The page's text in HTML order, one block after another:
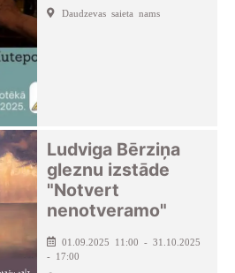
Daudzevas saieta nams
Ludviga Bērziņa
gleznu izstāde
"Notvert
nenotveramo"
01.09.2025 11:00 - 31.10.2025
- 17:00